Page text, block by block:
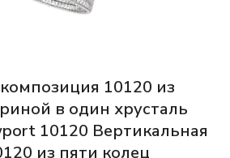
10120 из
в один хрусталь
10120 Вертикальная
из пяти колец